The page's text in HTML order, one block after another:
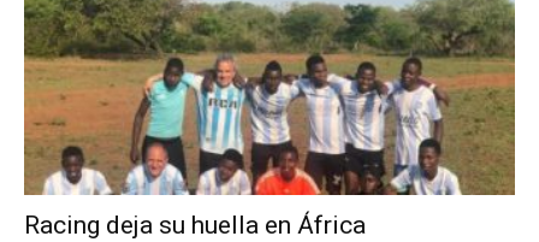
Racing deja su huella en África